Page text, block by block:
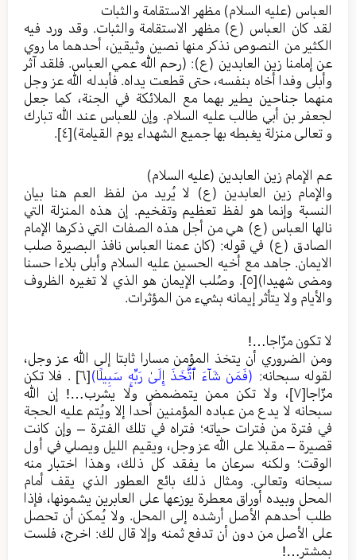
العباس (عليه السلام) مظهر الاستقامة والثبات
لقد كان العباس (ع) مظهر الاستقامة والثبات. وقد ورد فيه
الكثير من النصوص نذكر منها نصين وثيقين، أحدهما ما روي
عن إمامنا زين العابدين (ع): (رحم الله عمي العباس. فلقد آثر
وأبلى وفدا أخاه بنفسه، حتى قطعت يداه. فأبدله الله عز وجل
منهما جناحين يطير بهما مع الملائكة في الجنة، كما جعل
لجعفر بن أبي طالب عليه السلام. وإن للعباس عند الله تبارك
و تعالى منزلة يغبطه بها جميع الشهداء يوم القيامة)[٤] .
عم الإمام زين العابدين (عليه السلام)
والإمام زين العابدين (ع) لا يُريد من لفظ العم هنا بيان
النسبة وإنما هو لفظ تعظيم وتفخيم. إن هذه المنزلة التي
نالها العباس (ع) هي من أجل هذه الصفات التي ذكرها الإمام
الصادق (ع) في قوله: (كان عمنا العباس نافذ البصيرة صلب
الايمان. جاهد مع أخيه الحسين عليه السلام وأبلى بلاءا حسنا
ومضى شهيدا)[٥]
. وصُلب الإيمان هو الذي لا تغيره الظروف
والأيام ولا يتأثر إيمانه بشيء من المؤثرات.
لا تكون مزّاجا…!
ومن الضروري أن يتخذ المؤمن مسارا ثابتا إلى الله عز وجل،
لقوله سبحانه: (فَمَن شَآءَ ٱتَّخَذَ إِلَىٰ رَبِّهِۦ سَبِيلًا)[٦]
. فلا تكن
مزّاجا[٧]
، ولا تكن ممن يتمضمض ولا يشرب…! إن الله
سبحانه لا يدع من عباده المؤمنين أحدا إلا ويُتم عليه الحجة
في فترة من فترات حياته؛ فتراه في تلك الفترة – وإن كانت
قصيرة – مقبلا على الله عز وجل، ويقيم الليل ويصلي في أول
الوقت؛ ولكنه سرعان ما يفقد كل ذلك، وهذا اختبار منه
سبحانه وتعالى. ومثال ذلك بائع العطور الذي يقف أمام
المحل وبيده أوراق معطرة يوزعها على العابرين يشمونها، فإذا
طلب أحدهم الأصل أرشده إلى المحل. ولا يُمكن أن تحصل
على الأصل من دون أن تدفع ثمنه وإلا قال لك: اخرج، فلست
بمشتر…!